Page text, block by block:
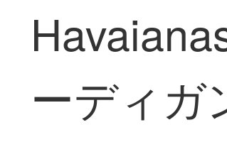
ーディガ